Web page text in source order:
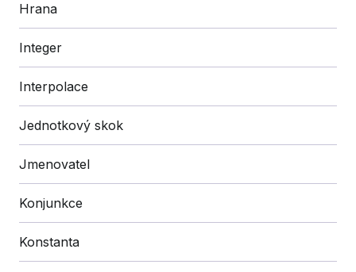
Hrana
Integer
Interpolace
Jednotkový skok
Jmenovatel
Konjunkce
Konstanta